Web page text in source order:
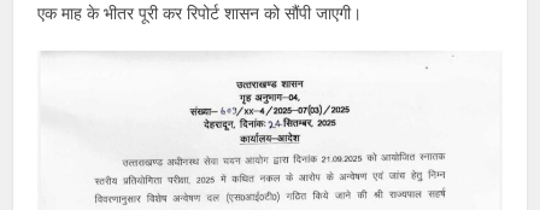
एक माह के भीतर पूरी कर रिपोर्ट शासन को सौंपी जाएगी।